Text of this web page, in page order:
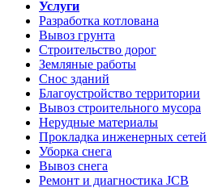
Услуги
Разработка котлована
Вывоз грунта
Строительство дорог
Земляные работы
Снос зданий
Благоустройство территории
Вывоз строительного мусора
Нерудные материалы
Прокладка инженерных сетей
Уборка снега
Вывоз снега
Ремонт и диагностика JCB